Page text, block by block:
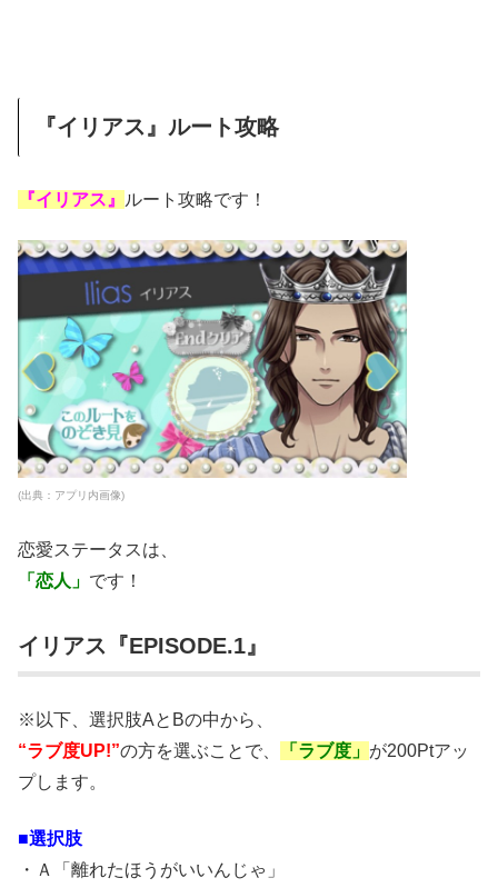
『イリアス』ルート攻略
『イリアス』 ルート攻略です！
(出典：アプリ内画像)
恋愛ステータスは、
「恋人」 です！
イリアス『EPISODE.1』
※以下、選択肢AとBの中から、
“ラブ度UP!”の方を選ぶことで、 「ラブ度」 が200Ptアッ
プします。
■選択肢
・Ａ「離れたほうがいいんじゃ」